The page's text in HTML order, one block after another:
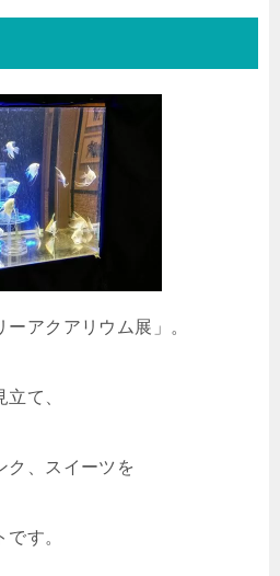
アクアリウム展」。
て、
ク、スイーツを
す。